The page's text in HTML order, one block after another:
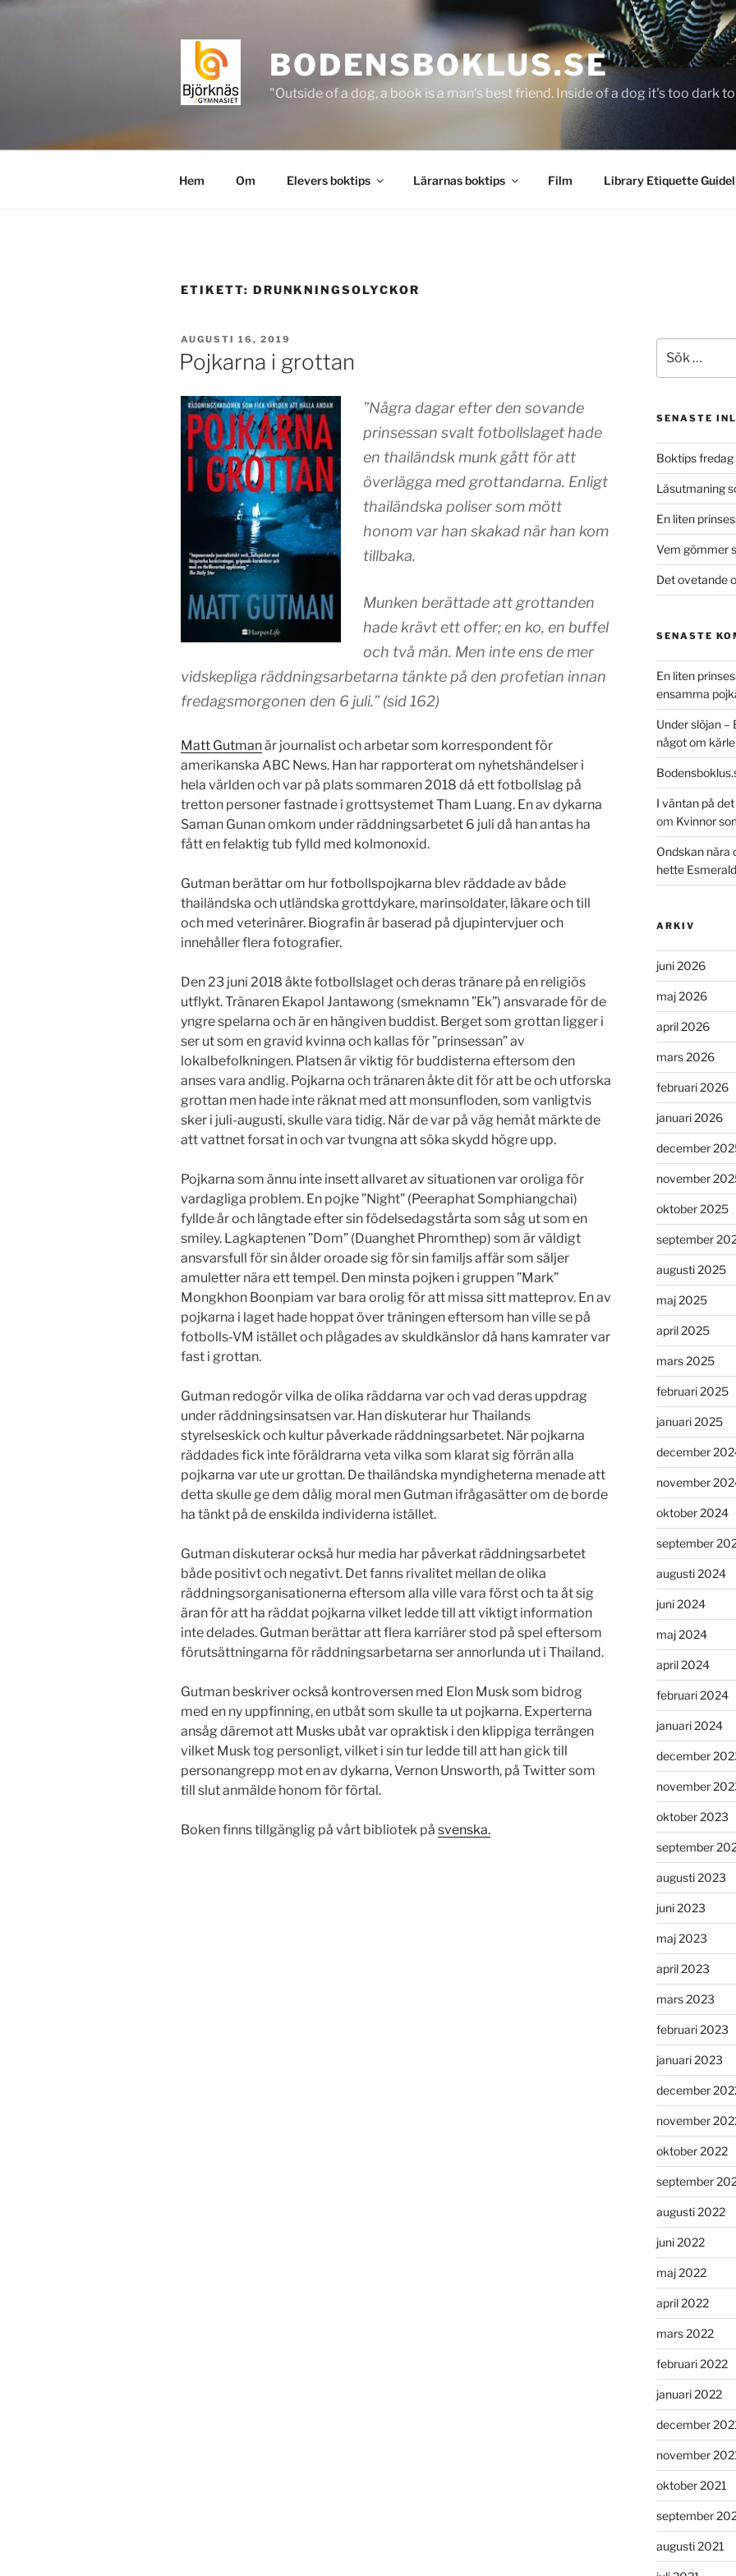
Hoppa
BODENSBOKLUS.SE
"Outside of a dog, a book is a man's best friend. Inside of a dog it's too dark
Hem Om Elevers boktips Lärarnas boktips Film Library Etiquette
ETIKETT: DRUNKNINGSOLYCKOR
PUBLICERAT
AUGUSTI 16, 2019
Pojkarna i grottan
”Några dagar efter den sovande
prinsessan svalt fotbollslaget hade
en thailändsk munk gått för att
överlägga med grottandarna. Enligt
thailändska poliser som mött
honom var han skakad när han kom
tillbaka.
Munken berättade att grottanden
hade krävt ett offer; en ko, en buffel
och två män. Men inte ens de mer
vidskepliga räddningsarbetarna tänkte på den profetian innan
fredagsmorgonen den 6 juli.” (sid 162)
Matt Gutmanär journalist och arbetar som korrespondent för
amerikanska ABC News. Han har rapporterat om nyhetshändelser i
hela världen och var på plats sommaren 2018 då ett fotbollslag på
tretton personer fastnade i grottsystemet Tham Luang. En av dykarna
Saman Gunan omkom under räddningsarbetet 6 juli då han antas ha
fått en felaktig tub fylld med kolmonoxid.
Gutman berättar om hur fotbollspojkarna blev räddade av både
thailändska och utländska grottdykare, marinsoldater, läkare och till
och med veterinärer. Biografin är baserad på djupintervjuer och
innehåller flera fotografier.
Den 23 juni 2018 åkte fotbollslaget och deras tränare på en religiös
utflykt. Tränaren Ekapol Jantawong (smeknamn ”Ek”) ansvarade för de
yngre spelarna och är en hängiven buddist. Berget som grottan ligger i
ser ut som en gravid kvinna och kallas för ”prinsessan” av
lokalbefolkningen. Platsen är viktig för buddisterna eftersom den
anses vara andlig. Pojkarna och tränaren åkte dit för att be och utforska
grottan men hade inte räknat med att monsunfloden, som vanligtvis
sker i juli-augusti, skulle vara tidig. När de var på väg hemåt märkte de
att vattnet forsat in och var tvungna att söka skydd högre upp.
Pojkarna som ännu inte insett allvaret av situationen var oroliga för
vardagliga problem. En pojke ”Night” (Peeraphat Somphiangchai)
fyllde år och längtade efter sin födelsedagstårta som såg ut som en
smiley. Lagkaptenen ”Dom” (Duanghet Phromthep) som är väldigt
ansvarsfull för sin ålder oroade sig för sin familjs affär som säljer
amuletter nära ett tempel. Den minsta pojken i gruppen ”Mark”
Mongkhon Boonpiam var bara orolig för att missa sitt matteprov. En av
pojkarna i laget hade hoppat över träningen eftersom han ville se på
fotbolls-VM istället och plågades av skuldkänslor då hans kamrater var
fast i grottan.
Gutman redogör vilka de olika räddarna var och vad deras uppdrag
under räddningsinsatsen var. Han diskuterar hur Thailands
styrelseskick och kultur påverkade räddningsarbetet. När pojkarna
räddades fick inte föräldrarna veta vilka som klarat sig förrän alla
pojkarna var ute ur grottan. De thailändska myndigheterna menade att
detta skulle ge dem dålig moral men Gutman ifrågasätter om de borde
ha tänkt på de enskilda individerna istället.
Gutman diskuterar också hur media har påverkat räddningsarbetet
både positivt och negativt. Det fanns rivalitet mellan de olika
räddningsorganisationerna eftersom alla ville vara först och ta åt sig
äran för att ha räddat pojkarna vilket ledde till att viktigt information
inte delades. Gutman berättar att flera karriärer stod på spel eftersom
förutsättningarna för räddningsarbetarna ser annorlunda ut i Thailand.
Gutman beskriver också kontroversen med Elon Musk som bidrog
med en ny uppfinning, en utbåt som skulle ta ut pojkarna. Experterna
ansåg däremot att Musks ubåt var opraktisk i den klippiga terrängen
vilket Musk tog personligt, vilket i sin tur ledde till att han gick till
personangrepp mot en av dykarna, Vernon Unsworth, på Twitter som
till slut anmälde honom för förtal.
Boken finns tillgänglig på vårt bibliotek på svenska.
efter:
SENASTE
Boktips fredag
Läsutmaning
En liten
Vem gömmer
Det ovetande
SENASTE
En liten
ensamma
Under slöjan –
något om
I väntan på
om Kvinnor
Ondskan nära
hette
ARKIV
juni 2026
maj 2026
april 2026
mars 2026
februari 2026
januari 2026
december
november
oktober 2025
september
augusti 2025
maj 2025
april 2025
mars 2025
februari 2025
januari 2025
december
november
oktober 2024
september
augusti 2024
juni 2024
maj 2024
april 2024
februari 2024
januari 2024
december
november
oktober 2023
september
augusti 2023
juni 2023
maj 2023
april 2023
mars 2023
februari 2023
januari 2023
december
november
oktober 2022
september
augusti 2022
juni 2022
maj 2022
april 2022
mars 2022
februari 2022
januari 2022
december
november
oktober 2021
september
augusti 2021